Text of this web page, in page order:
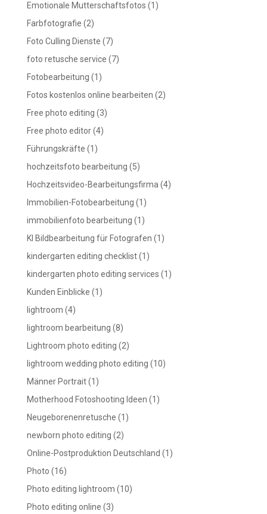
Emotionale Mutterschaftsfotos (1)
Farbfotografie (2)
Foto Culling Dienste (7)
foto retusche service (7)
Fotobearbeitung (1)
Fotos kostenlos online bearbeiten (2)
Free photo editing (3)
Free photo editor(4)
Führungskräfte (1)
hochzeitsfoto bearbeitung (5)
Hochzeitsvideo-Bearbeitungsfirma (4)
Immobilien-Fotobearbeitung (1)
immobilienfoto bearbeitung (1)
KI Bildbearbeitung für Fotografen (1)
kindergarten editing checklist(1)
kindergarten photo editing services (1)
Kunden Einblicke (1)
lightroom (4)
lightroom bearbeitung (8)
Lightroom photo editing (2)
lightroom wedding photo editing (10)
Männer Portrait(1)
Motherhood Fotoshooting Ideen (1)
Neugeborenenretusche (1)
newborn photo editing (2)
Online-Postproduktion Deutschland (1)
Photo (16)
Photo editing lightroom (10)
Photo editing online (3)